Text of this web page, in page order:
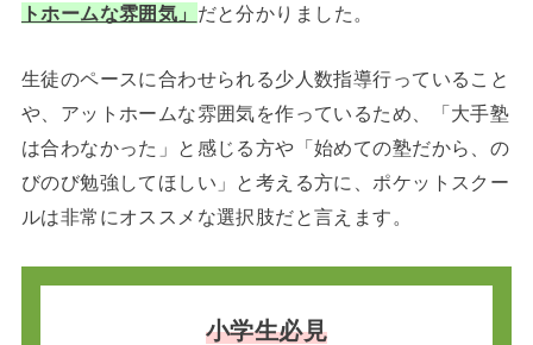
トホームな雰囲気」 だと分かりました。
生徒のペースに合わせられる少人数指導行っていること
や、アットホームな雰囲気を作っているため、「大手塾
は合わなかった」と感じる方や「始めての塾だから、の
びのび勉強してほしい」と考える方に、ポケットスクー
ルは非常にオススメな選択肢だと言えます。
小学生必見